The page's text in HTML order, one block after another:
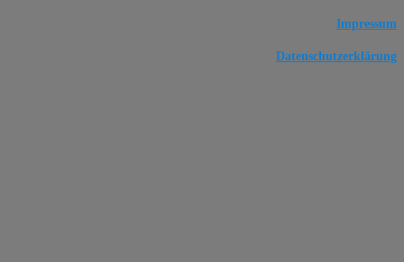
Impressum
Datenschutzerklärung